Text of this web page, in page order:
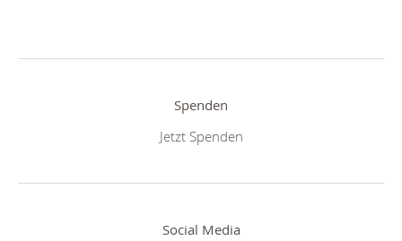
Spenden
Jetzt Spenden
Social Media